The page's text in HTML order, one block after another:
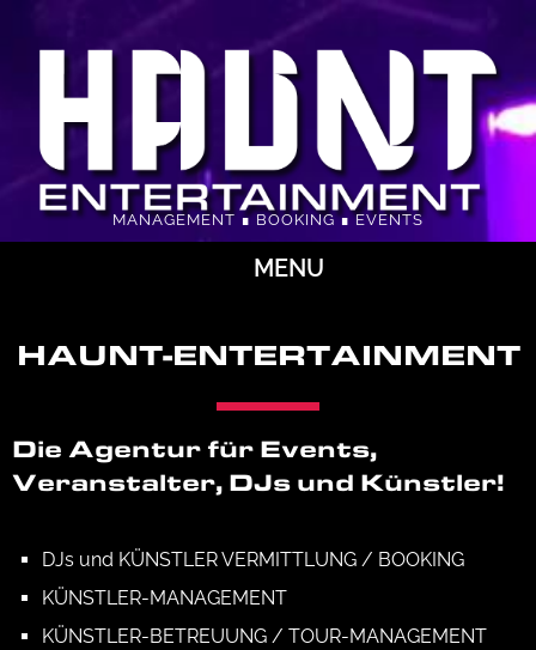
MENU
MANAGEMENT ∎ BOOKING ∎ EVENTS
HAUNT-ENTERTAINMENT
Die Agentur für Events,
Veranstalter, DJs und Künstler!
DJs und KÜNSTLER VERMITTLUNG / BOOKING
KÜNSTLER-MANAGEMENT
KÜNSTLER-BETREUUNG / TOUR-MANAGEMENT